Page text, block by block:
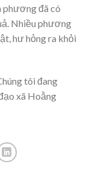
phương đã có
Nhiều phương
hư hỏng ra khỏi
tôi đang
xã Hoằng